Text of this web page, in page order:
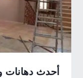
أحدث دهانات